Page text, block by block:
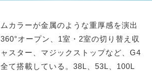
カラーが金属のような重厚感を演出
オープン、1室・2室の切り替え収
スター、マジックストップなど、G4
て搭載している。38L、53L、100L